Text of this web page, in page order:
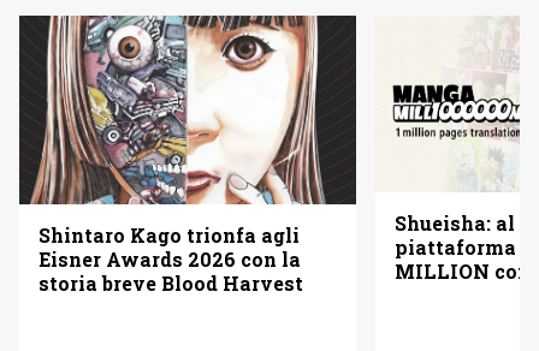
Shintaro Kago trionfa agli
Eisner Awards 2026 con la
storia breve Blood Harvest
Shueisha: al
piattaforma
MILLION con